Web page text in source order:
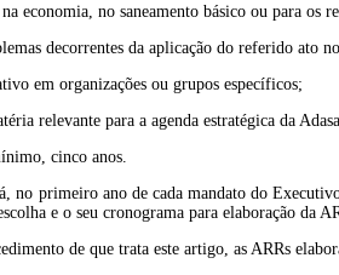
economia, no saneamento básico ou para os
decorrentes da aplicação do referido ato
em organizações ou grupos específicos;
relevante para a agenda estratégica da
cinco anos.
no primeiro ano de cada mandato do
e o seu cronograma para elaboração da
de que trata este artigo, as ARRs